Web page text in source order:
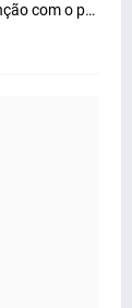
com o p…